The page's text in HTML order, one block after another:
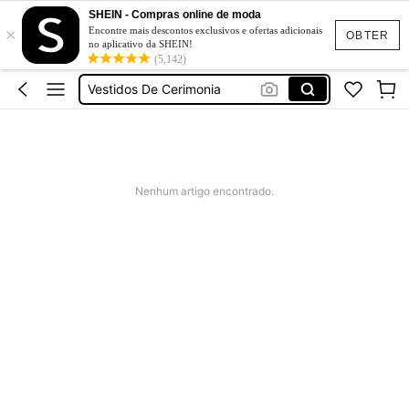
OBTER
×
SHEIN - Compras online de moda
Encontre mais descontos exclusivos e ofertas adicionais
no aplicativo da SHEIN!
(5,142)
Tops
Vestidos
Vestidos De Cerimonia
Nenhum artigo encontrado.